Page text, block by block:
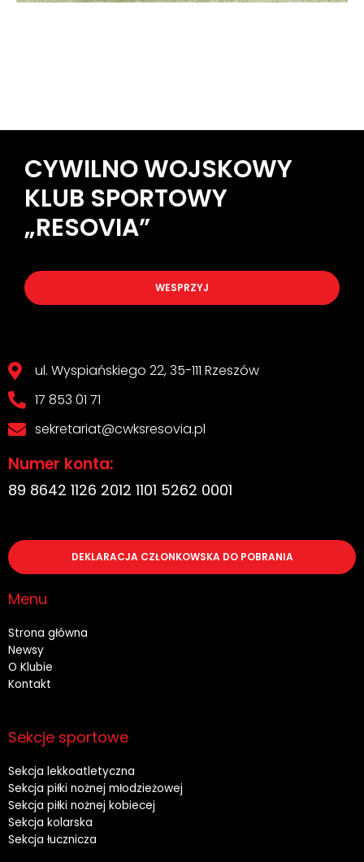
CYWILNO WOJSKOWY
KLUB SPORTOWY
„RESOVIA”
WESPRZYJ
ul. Wyspiańskiego 22, 35-111 Rzeszów
17 853 01 71
sekretariat@cwksresovia.pl
Numer konta:
89 8642 1126 2012 1101 5262 0001
DEKLARACJA CZŁONKOWSKA DO POBRANIA
Menu
Strona główna
Newsy
O Klubie
Kontakt
Sekcje sportowe
Sekcja lekkoatletyczna
Sekcja piłki nożnej młodzieżowej
Sekcja piłki nożnej kobiecej
Sekcja kolarska
Sekcja łucznicza